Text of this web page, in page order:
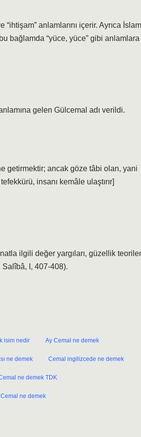
anlamlarını içerir. Ayrıca İslam
bağlamda “yüce, yüce” gibi anlamlara
gelen Gülcemal adı verildi.
getirmektir; ancak göze tâbi olan, yani
insanı kemâle ulaştırır]
ilgili değer yargıları, güzellik
Salîbâ, I, 407-408).
isim nedir Ay Cemal ne demek
ne demek Cemal ingilizcede ne demek
ne demek TDK
ne demek